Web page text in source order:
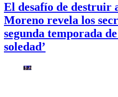
El desafío de destruir
Moreno revela los
segunda temporada de
soledad’